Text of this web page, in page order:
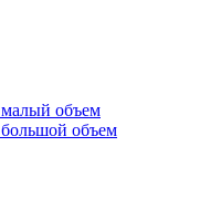
объем
объем